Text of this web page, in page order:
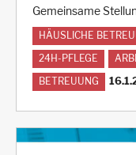
Gemeinsame
HÄUSLICHE
24H-PFLEGE
BETREUUNG